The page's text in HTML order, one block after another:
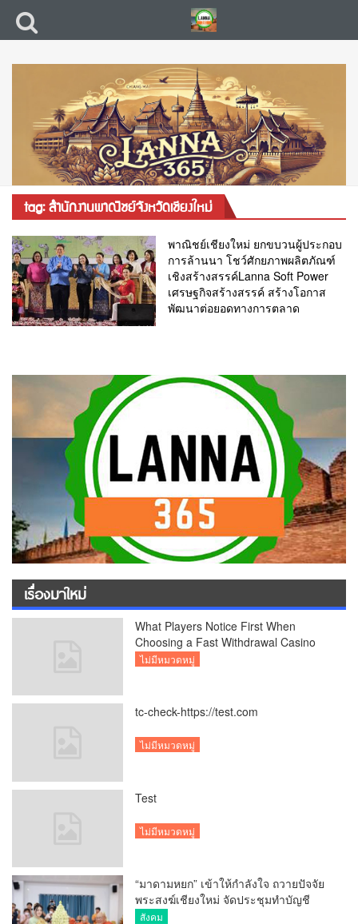
tag: สำนักงานพาณิชย์จังหวัดเชียงใหม่
พาณิชย์เชียงใหม่ ยกขบวนผู้ประกอบ
การล้านนา โชว์ศักยภาพผลิตภัณฑ์
เชิงสร้างสรรค์Lanna Soft Power
เศรษฐกิจสร้างสรรค์ สร้างโอกาส
พัฒนาต่อยอดทางการตลาด
เรื่องมาใหม่
What Players Notice First When
Choosing a Fast Withdrawal Casino
UK
ไม่มีหมวดหมู่
tc-check-https://test.com
ไม่มีหมวดหมู่
Test
ไม่มีหมวดหมู่
“มาดามหยก” เข้าให้กำลังใจ ถวายปัจจัย
พระสงฆ์เชียงใหม่ จัดประชุมทำบัญชี
รายรับรายจ่ายของวัด กว่า 300 รูป ที่วัด
สังคม